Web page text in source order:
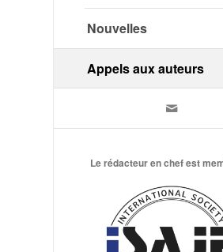
Nouvelles
Appels aux auteurs
Le rédacteur en chef est